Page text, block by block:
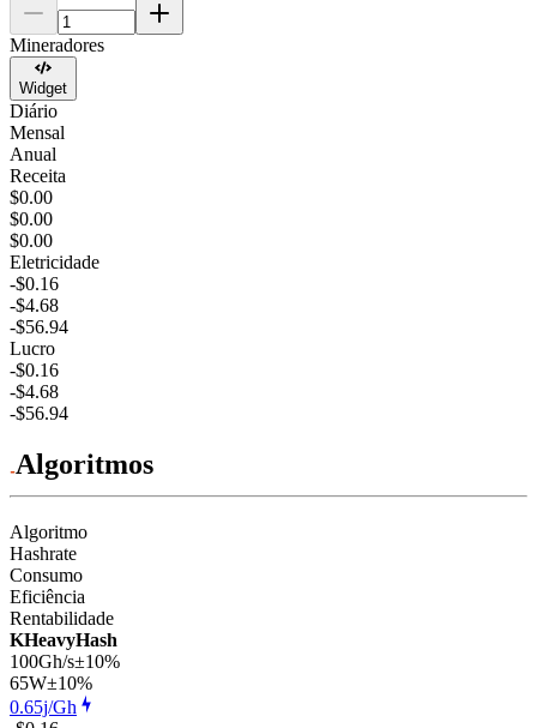
Mineradores
Widget
Diário
Mensal
Anual
Receita
$0.00
$0.00
$0.00
Eletricidade
-$0.16
-$4.68
-$56.94
Lucro
-$0.16
-$4.68
-$56.94
Algoritmos
Algoritmo
Hashrate
Consumo
Eficiência
Rentabilidade
KHeavyHash
100Gh/s±10%
65W±10%
0.65j/Gh